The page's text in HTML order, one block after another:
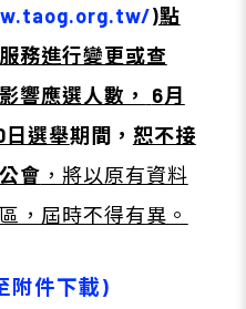
)點
務進行變更或查
響應選人數，
6月
選舉期間， 恕不接
會 ，將以原有資料
，屆時不得有異。
附件下載)